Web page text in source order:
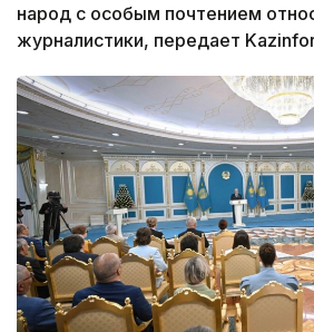
народ с особым почтением
журналистики, передает